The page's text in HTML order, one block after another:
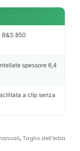
850
spessore 6,4
a clip senza
,Taglio dell'erba